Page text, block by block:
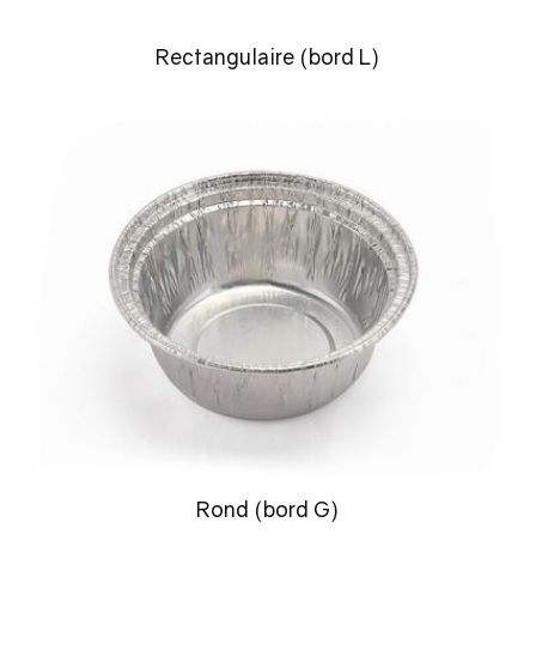
Rectangulaire (bord L)
Rond (bord G)